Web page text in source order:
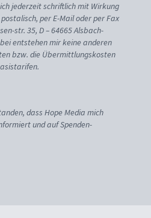
jederzeit schriftlich mit Wirkung
per E-Mail oder per Fax
str. 35, D – 64665 Alsbach-
entstehen mir keine anderen
bzw. die Übermittlungskosten
dass Hope Media mich
und auf Spenden-